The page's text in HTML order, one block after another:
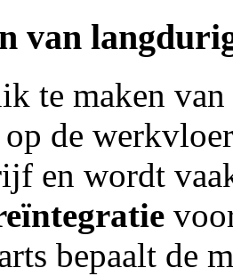
van
te maken
de
en wordt
bepaalt de